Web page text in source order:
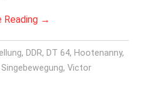
Reading →
, DDR, DT 64, Hootenanny,
Singebewegung,Victor